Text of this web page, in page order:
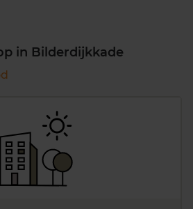
in Bilderdijkkade